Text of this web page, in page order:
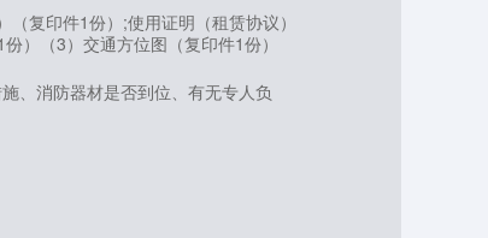
（复印件1份）;使用证明（租赁协议）
）（3）交通方位图（复印件1份）
、消防器材是否到位、有无专人负